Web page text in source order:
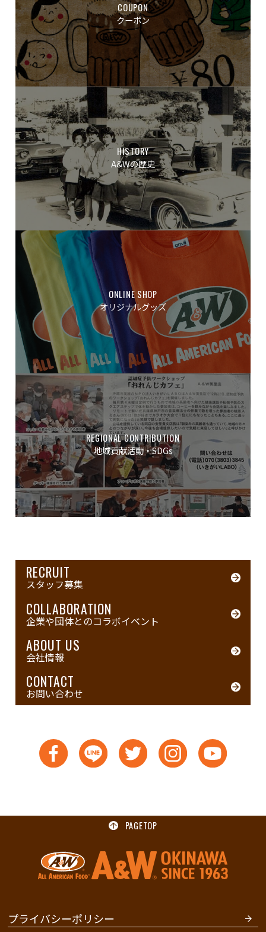
COUPON
クーポン
HISTORY
A&Wの歴史
ONLINE SHOP
オリジナルグッズ
REGIONAL CONTRIBUTION
地域貢献活動・SDGs
RECRUIT
スタッフ募集
COLLABORATION
企業や団体とのコラボイベント
ABOUT US
会社情報
CONTACT
お問い合わせ
PAGETOP
プライバシーポリシー